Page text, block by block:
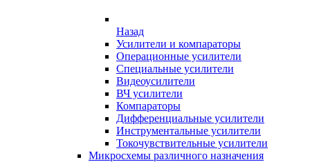
Назад
Усилители и компараторы
Операционные усилители
Специальные усилители
Видеоусилители
ВЧ усилители
Компараторы
Дифференциальные усилители
Инструментальные усилители
Токочувствительные усилители
Микросхемы различного назначения